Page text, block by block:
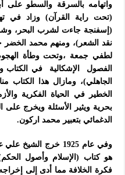
واتهامه بالسرقة والسطو على
(تحت راية القرآن) وزاد في
(إسفنجة جاءت لشرب البحر،
نقد الشعر)، ومنهم محمد
لطفي جمعة ،وتحت وطأة
الفصول الإشكالية في
الجاهلي)، ومازال هذا الكتاب
الخطير في الحياة الفكرية
بحرية ويثير الأسئلة ويخرج على
الدغمائي بتعبير محمد اركون.
وفي عام 1925 خرج
هو كتاب (الإسلام وأصول
فكرة الخلافة مما أدى إلى